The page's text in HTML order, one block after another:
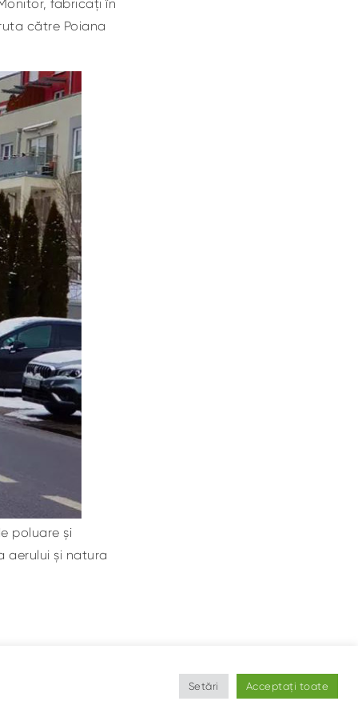
fabricați în
către Poiana
poluare și
aerului și natura
©Ce Respir?
Setări Acceptați toate